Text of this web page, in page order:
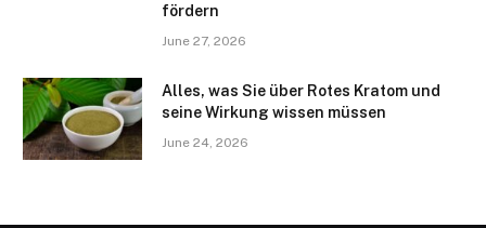
fördern
June 27, 2026
Alles, was Sie über Rotes Kratom und
seine Wirkung wissen müssen
June 24, 2026